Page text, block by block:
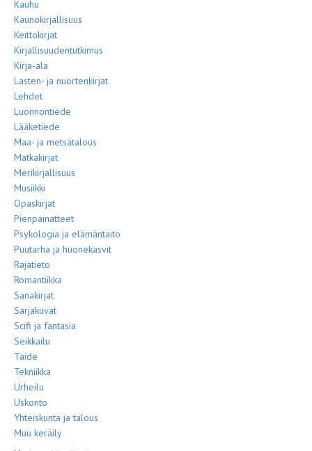
Kauhu
Kaunokirjallisuus
Keittokirjat
Kirjallisuudentutkimus
Kirja-ala
Lasten- ja nuortenkirjat
Lehdet
Luonnontiede
Lääketiede
Maa- ja metsätalous
Matkakirjat
Merikirjallisuus
Musiikki
Opaskirjat
Pienpainatteet
Psykologia ja elämäntaito
Puutarha ja huonekasvit
Rajatieto
Romantiikka
Sanakirjat
Sarjakuvat
Scifi ja fantasia
Seikkailu
Taide
Tekniikka
Urheilu
Uskonto
Yhteiskunta ja talous
Muu keräily